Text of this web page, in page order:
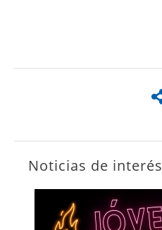
Noticias de interés